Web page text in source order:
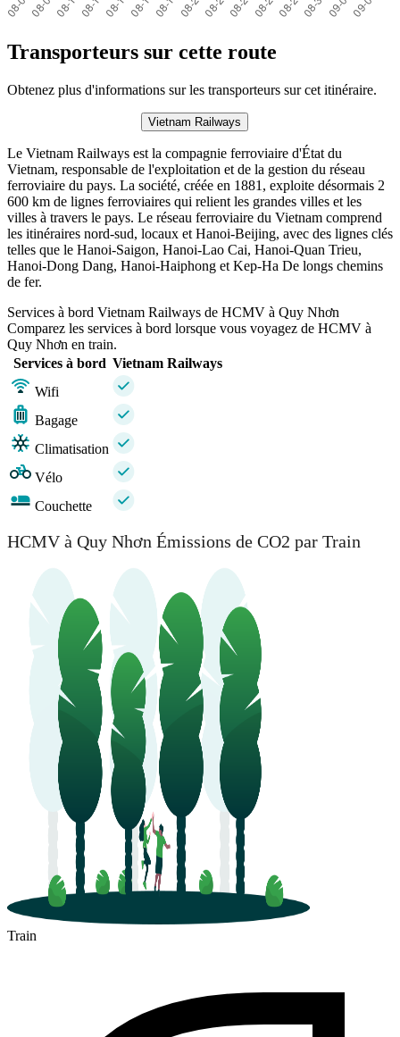
Transporteurs sur cette route
Obtenez plus d'informations sur les transporteurs sur cet itinéraire.
Vietnam Railways
Le Vietnam Railways est la compagnie ferroviaire d'État du
Vietnam, responsable de l'exploitation et de la gestion du réseau
ferroviaire du pays. La société, créée en 1881, exploite désormais 2
600 km de lignes ferroviaires qui relient les grandes villes et les
villes à travers le pays. Le réseau ferroviaire du Vietnam comprend
les itinéraires nord-sud, locaux et Hanoi-Beijing, avec des lignes clés
telles que le Hanoi-Saigon, Hanoi-Lao Cai, Hanoi-Quan Trieu,
Hanoi-Dong Dang, Hanoi-Haiphong et Kep-Ha De longs chemins
de fer.
Services à bord Vietnam Railways de HCMV à Quy Nhơn
Comparez les services à bord lorsque vous voyagez de HCMV à
Quy Nhơn en train.
Services à bord Vietnam Railways
Wifi
Bagage
Climatisation
Vélo
Couchette
HCMV à Quy Nhơn Émissions de CO2 par Train
Train